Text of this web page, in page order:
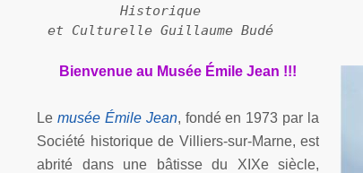
Historique
et Culturelle Guillaume Budé
Bienvenue au Musée Émile Jean !!!
Le musée Émile Jean, fondé en 1973 par la
Société historique de Villiers-sur-Marne, est
abrité dans une bâtisse du XIXe siècle,